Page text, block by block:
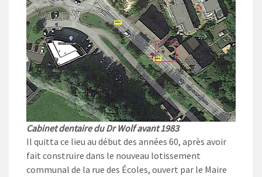
Cabinet dentaire du Dr Wolf avant 1983
Il quitta ce lieu au début des années 60, après avoir
fait construire dans le nouveau lotissement
communal de la rue des Écoles, ouvert par le Maire